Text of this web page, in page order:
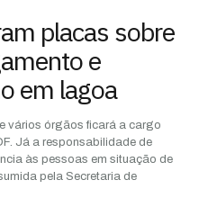
placas sobre
e
em lagoa
vários órgãos ficará a cargo
Já a responsabilidade de
às pessoas em situação de
pela Secretaria de